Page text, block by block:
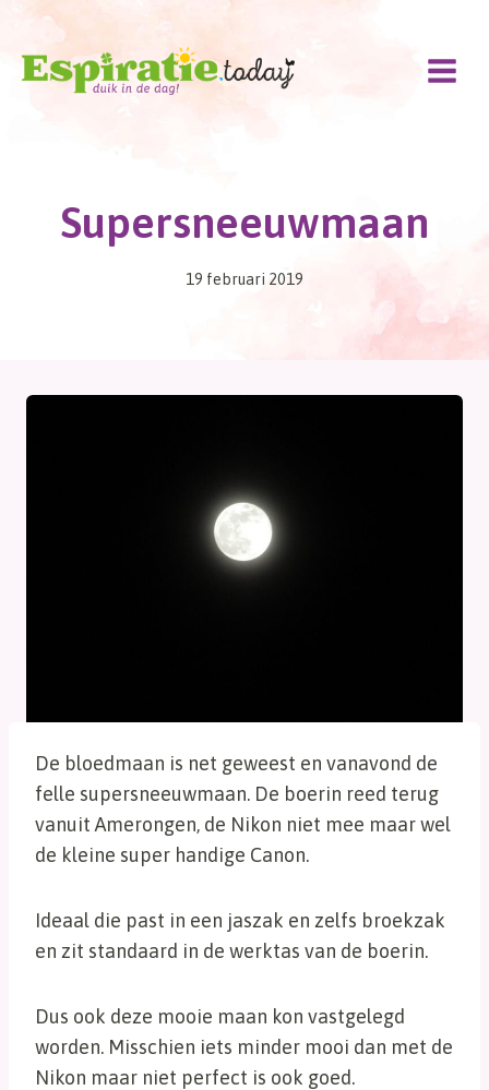
Doorgaan
inhoud
Supersneeuwmaan
19 februari 2019
De bloedmaan is net geweest en vanavond de
felle supersneeuwmaan. De boerin reed terug
vanuit Amerongen, de Nikon niet mee maar wel
de kleine super handige Canon.
Ideaal die past in een jaszak en zelfs broekzak
en zit standaard in de werktas van de boerin.
Dus ook deze mooie maan kon vastgelegd
worden. Misschien iets minder mooi dan met de
Nikon maar niet perfect is ook goed.